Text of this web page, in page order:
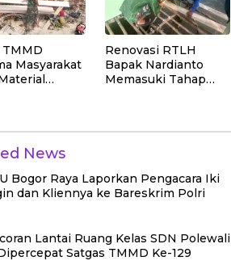
TMMD
Masyarakat
Renovasi RTLH
Bapak Nardianto
Memasuki Tahap
News
Bogor Raya Laporkan Pengacara Iki
dan Kliennya ke Bareskrim Polri
Lantai Ruang Kelas SDN Polewali
Satgas TMMD Ke-129